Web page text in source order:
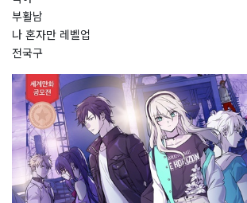
부활남
나 혼자만 레벨업
전국구